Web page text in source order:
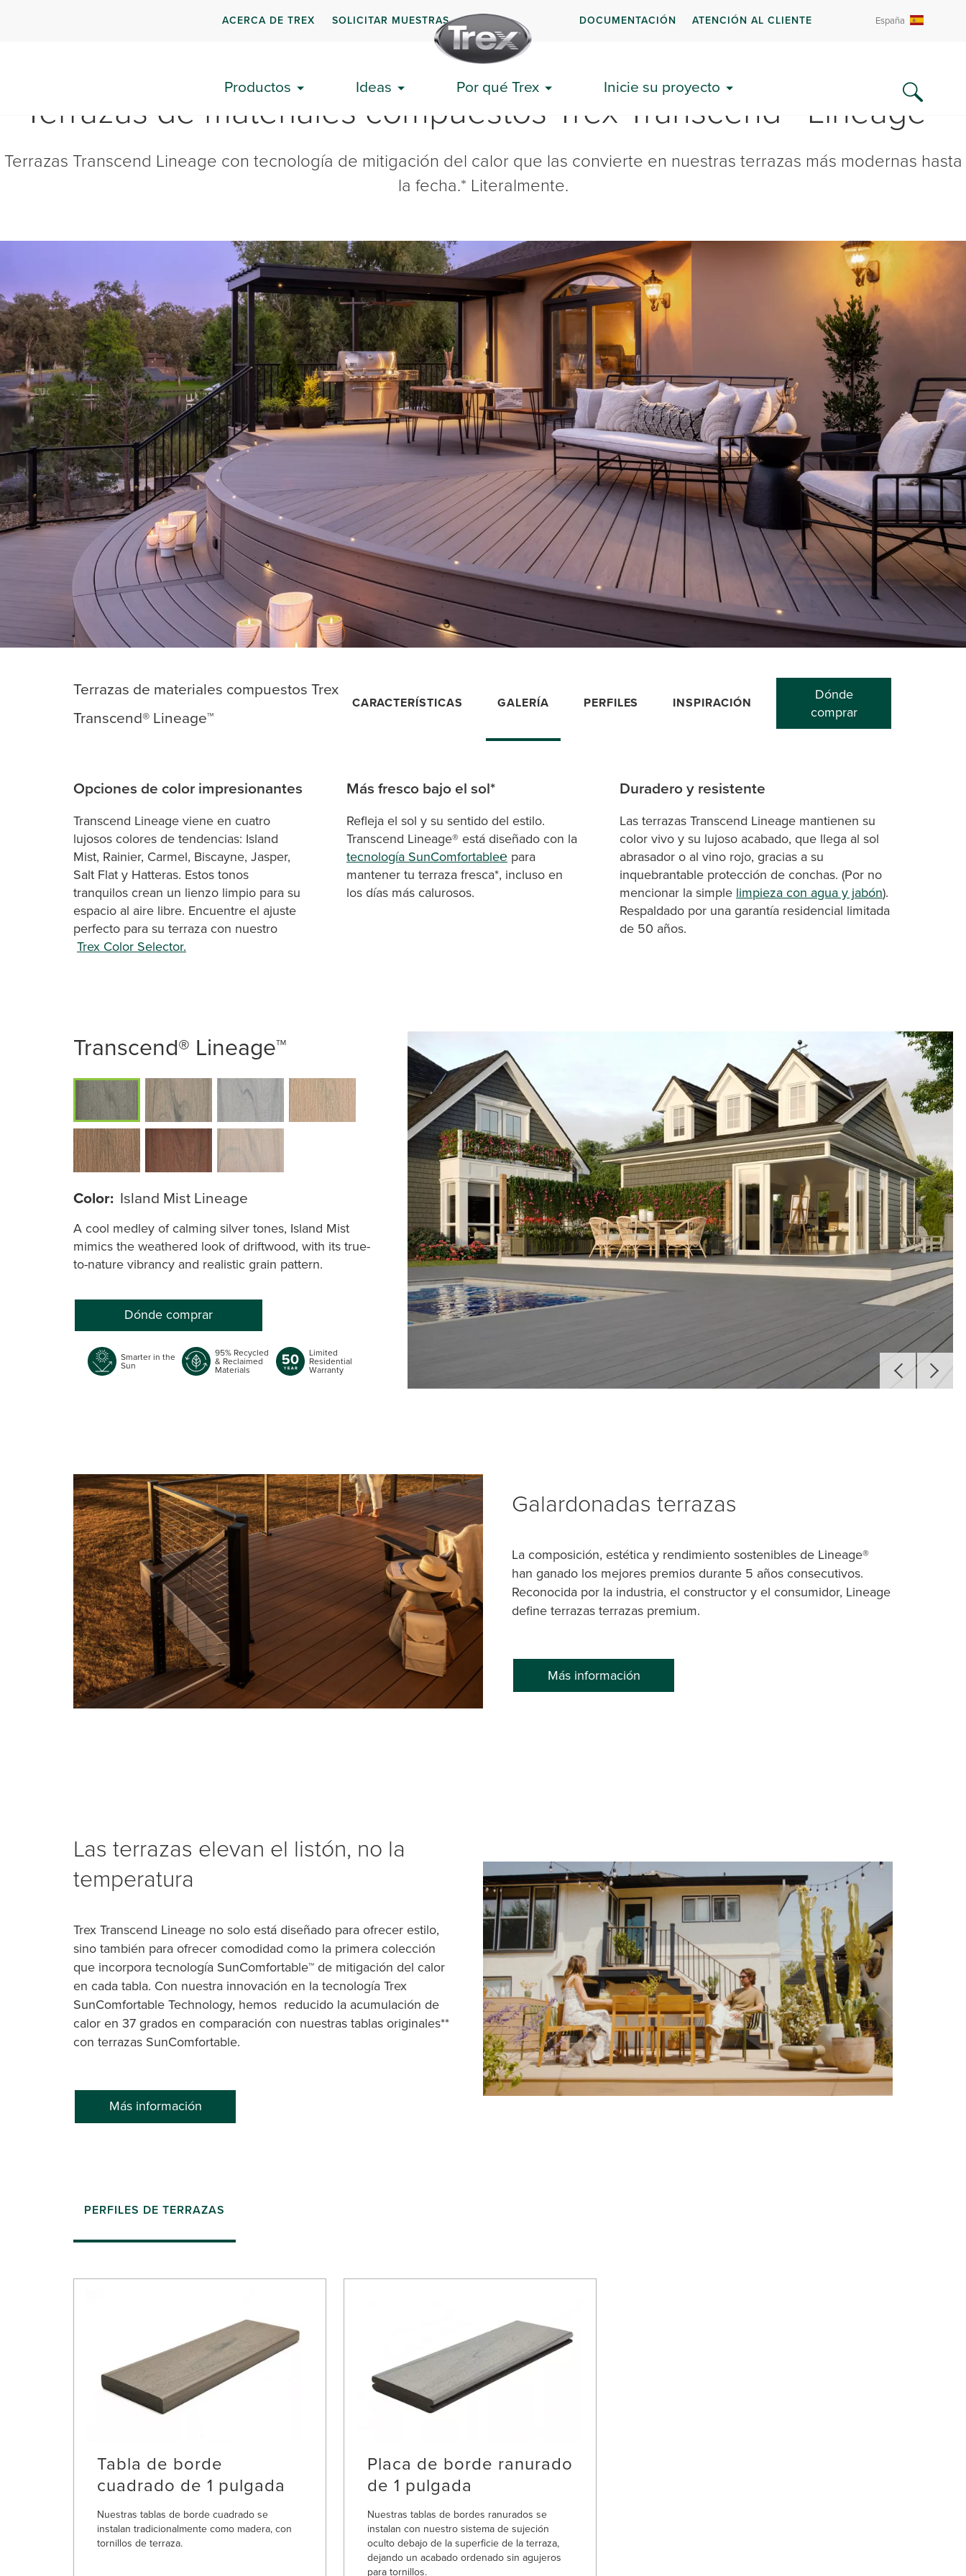
ACERCA DE TREX SOLICITAR MUESTRAS DOCUMENTACIÓN ATENCIÓN AL CLIENTE España
Productos Ideas Por qué Trex Inicie su proyecto
Terrazas de materiales compuestos Trex Transcend® Lineage™
Terrazas Transcend Lineage con tecnología de mitigación del calor que las convierte en nuestras terrazas más modernas hasta
la fecha.* Literalmente.
Terrazas de materiales compuestos Trex
Transcend® Lineage™
CARACTERÍSTICAS GALERÍA PERFILES INSPIRACIÓN
Dónde
comprar
Opciones de color impresionantes
Transcend Lineage viene en cuatro
lujosos colores de tendencias: Island
Mist, Rainier, Carmel, Biscayne, Jasper,
Salt Flat y Hatteras. Estos tonos
tranquilos crean un lienzo limpio para su
espacio al aire libre. Encuentre el ajuste
perfecto para su terraza con nuestro
Trex Color Selector.
Más fresco bajo el sol*
Refleja el sol y su sentido del estilo.
Transcend Lineage® está diseñado con la
tecnología SunComfortable℮ para
mantener tu terraza fresca*, incluso en
los días más calurosos.
Duradero y resistente
Las terrazas Transcend Lineage mantienen su
color vivo y su lujoso acabado, que llega al sol
abrasador o al vino rojo, gracias a su
inquebrantable protección de conchas. (Por no
mencionar la simple limpieza con agua y jabón).
Respaldado por una garantía residencial limitada
de 50 años.
Transcend® Lineage™
Color: Island Mist Lineage
A cool medley of calming silver tones, Island Mist
mimics the weathered look of driftwood, with its true-
to-nature vibrancy and realistic grain pattern.
Dónde comprar
Smarter in the
Sun
95% Recycled
& Reclaimed
Materials
Limited
Residential
Warranty
Galardonadas terrazas
La composición, estética y rendimiento sostenibles de Lineage®
han ganado los mejores premios durante 5 años consecutivos.
Reconocida por la industria, el constructor y el consumidor, Lineage
define terrazas terrazas premium.
Más información
Las terrazas elevan el listón, no la
temperatura
Trex Transcend Lineage no solo está diseñado para ofrecer estilo,
sino también para ofrecer comodidad como la primera colección
que incorpora tecnología SunComfortable™ de mitigación del calor
en cada tabla. Con nuestra innovación en la tecnología Trex
SunComfortable Technology, hemos reducido la acumulación de
calor en 37 grados en comparación con nuestras tablas originales**
con terrazas SunComfortable.
Más información
PERFILES DE TERRAZAS
Tabla de borde
cuadrado de 1 pulgada
Nuestras tablas de borde cuadrado se
instalan tradicionalmente como madera, con
tornillos de terraza.
Placa de borde ranurado
de 1 pulgada
Nuestras tablas de bordes ranurados se
instalan con nuestro sistema de sujeción
oculto debajo de la superficie de la terraza,
dejando un acabado ordenado sin agujeros
para tornillos.